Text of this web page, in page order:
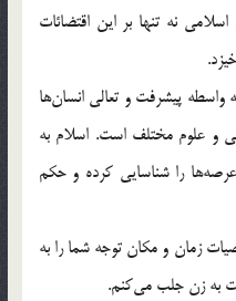
نه تنها بر اين اقتضائات
واسطه پيشرفت و تعالي انسان‌ها
و علوم مختلف است. اسلام به
را شناسايي کرده و حکم
زمان و مکان توجه شما را به
به زن جلب مي‌کنم.